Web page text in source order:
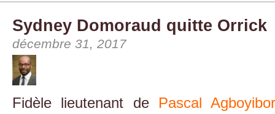
Sydney Domoraud quitte Orrick
décembre 31, 2017
Fidèle lieutenant de Pascal Agboyibor